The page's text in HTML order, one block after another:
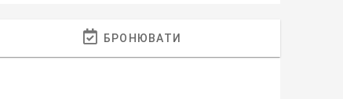
БРОНЮВАТИ